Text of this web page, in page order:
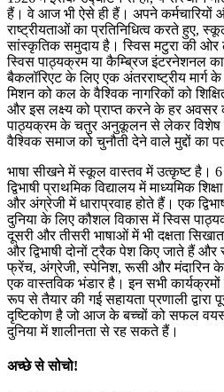
हैं। वे आज भी ऐसे ही हैं। अपने कर्मचारियों
राष्ट्रीयताओं का प्रतिनिधित्व करते हुए,
सांस्कृतिक समुदाय है। स्विस मटुरा की ओर
स्विस पाठ्यक्रम या कैम्ब्रिज इंटरनेशनल
बैकलॉरिएट के लिए एक अंतरराष्ट्रीय
मिशन को कल के वैश्विक नागरिकों को
और इस लक्ष्य को प्राप्त करने के हर अवसर
पाठ्यक्रम के चतुर अनुकूलन से लेकर विशेष
वैश्विक समाज को चुनौती देने वाले मुद्दों का
भाषा सीखने में स्कूल वास्तव में उत्कृष्ट है।
द्विभाषी प्राथमिक विद्यालय में माध्यमिक
और अंग्रेजी में धाराप्रवाह होते हैं। एक
दुनिया के लिए कौशल विकास में स्विस
दूसरी और तीसरी भाषाओं में भी दक्षता
और द्विभाषी दोनों ट्रैक पेश किए जाते हैं और
फ्रेंच, अंग्रेजी, स्पेनिश, रूसी और मंदारिन
एक वास्तविक भंडार है। इन सभी
रूप से तैयार की गई सहायता प्रणाली
दृष्टिकोण है जो आज के बच्चों को सफल
दुनिया में शालीनता से रह सकते हैं।
अच्छे से सोचो!